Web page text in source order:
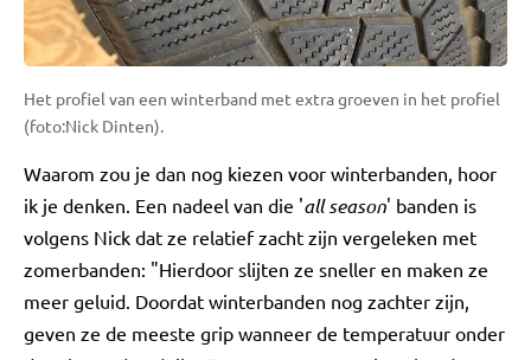
Het profiel van een winterband met extra groeven in het profiel
(foto:Nick Dinten).
Waarom zou je dan nog kiezen voor winterbanden, hoor
ik je denken. Een nadeel van die 'all season' banden is
volgens Nick dat ze relatief zacht zijn vergeleken met
zomerbanden: "Hierdoor slijten ze sneller en maken ze
meer geluid. Doordat winterbanden nog zachter zijn,
geven ze de meeste grip wanneer de temperatuur onder